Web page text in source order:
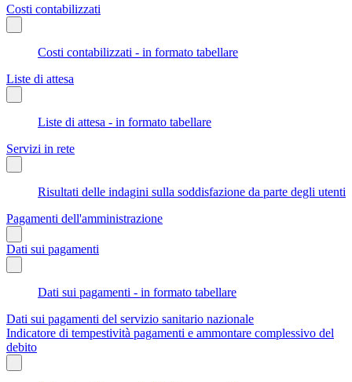
Costi contabilizzati
Costi contabilizzati - in formato tabellare
Liste di attesa
Liste di attesa - in formato tabellare
Servizi in rete
Risultati delle indagini sulla soddisfazione da parte degli utenti
Pagamenti dell'amministrazione
Dati sui pagamenti
Dati sui pagamenti - in formato tabellare
Dati sui pagamenti del servizio sanitario nazionale
Indicatore di tempestività pagamenti e ammontare complessivo del
debito